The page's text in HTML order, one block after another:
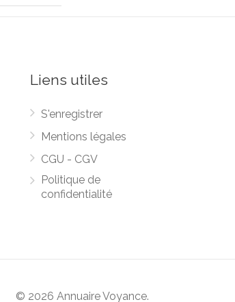
Liens utiles
S'enregistrer
Mentions légales
CGU - CGV
Politique de
confidentialité
© 2026 Annuaire Voyance.